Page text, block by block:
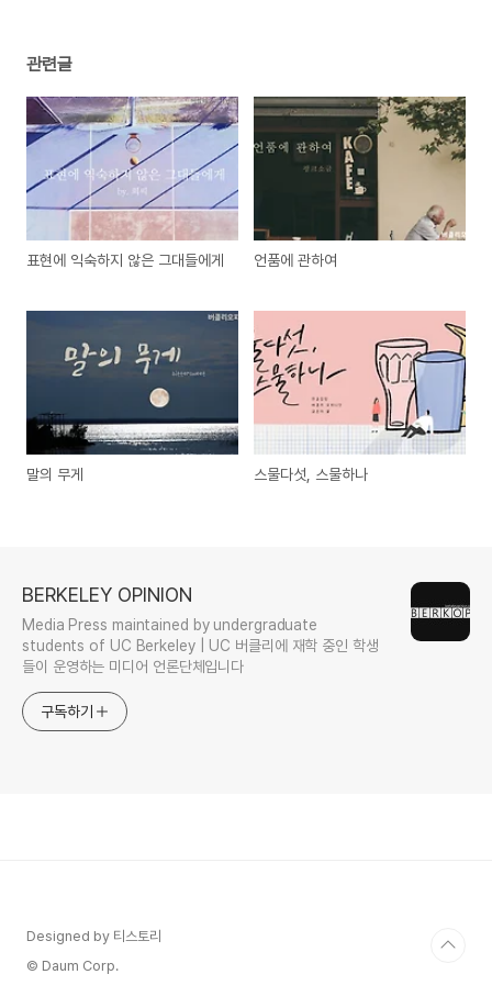
관련글
표현에 익숙하지 않은 그대들에게 언품에 관하여
말의 무게 스물다섯, 스물하나
BERKELEY OPINION
Media Press maintained by undergraduate
students of UC Berkeley | UC 버클리에 재학 중인 학생
들이 운영하는 미디어 언론단체입니다
구독하기
Designed by 티스토리
© Daum Corp.